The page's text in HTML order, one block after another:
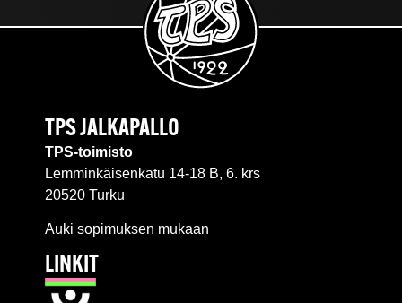
TPS JALKAPALLO
TPS-toimisto
Lemminkäisenkatu 14-18 B, 6. krs
20520 Turku
Auki sopimuksen mukaan
LINKIT